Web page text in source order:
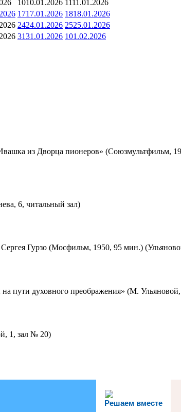
1010.01.2026 1111.01.2026
1717.01.2026 1818.01.2026
2424.01.2026 2525.01.2026
3131.01.2026 101.02.2026
из Дворца пионеров» (Союзмультфильм,
6, читальный зал)
Гурзо (Мосфильм, 1950, 95 мин.)
пути духовного преображения» (М.
1, зал № 20)
Решаем вместе